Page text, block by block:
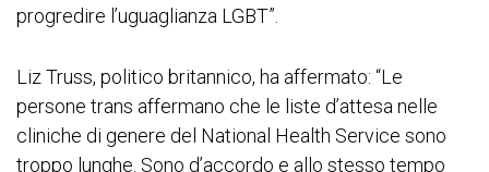
progredire l’uguaglianza LGBT”.
Liz Truss, politico britannico, ha affermato: “Le
persone trans affermano che le liste d’attesa nelle
cliniche di genere del National Health Service sono
troppo lunghe. Sono d’accordo e allo stesso tempo